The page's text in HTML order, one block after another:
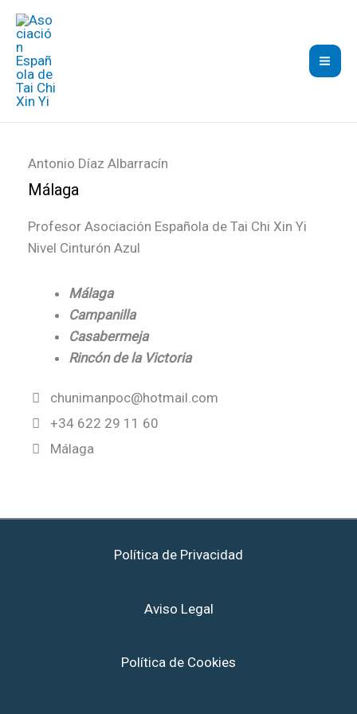
contenido
Antonio Díaz Albarracín
Málaga
Profesor Asociación Española de Tai Chi Xin Yi
Nivel Cinturón Azul
Málaga
Campanilla
Casabermeja
Rincón de la Victoria
chunimanpoc@hotmail.com
+34 622 29 11 60
Málaga
Política de Privacidad
Aviso Legal
Política de Cookies